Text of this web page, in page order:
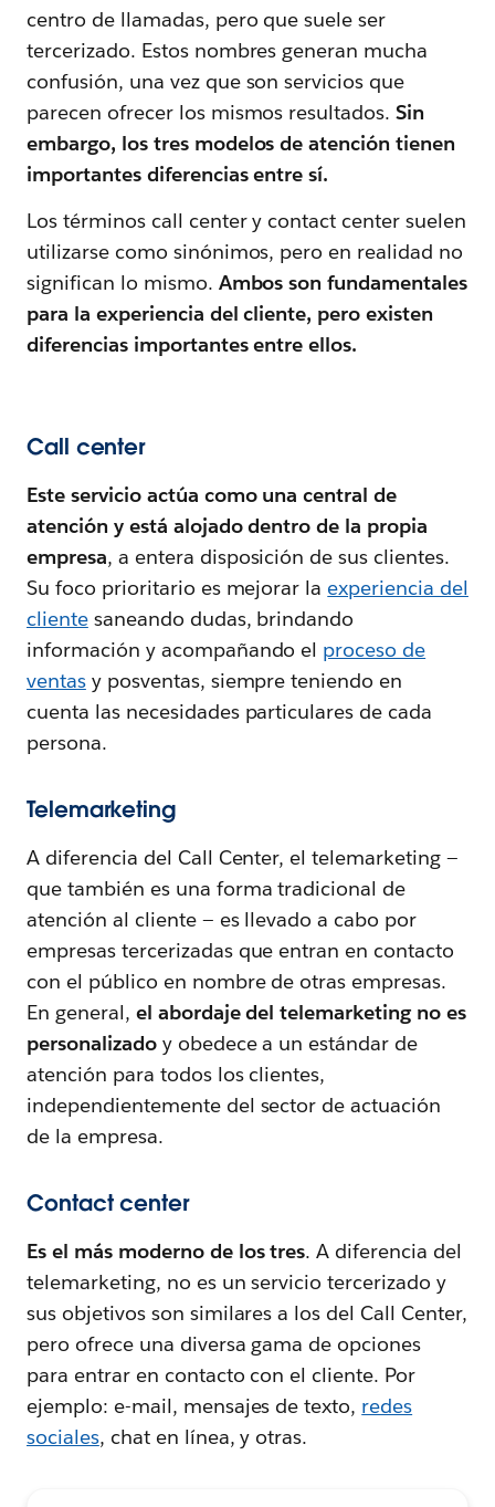
centro de llamadas, pero que suele ser
tercerizado. Estos nombres generan mucha
confusión, una vez que son servicios que
parecen ofrecer los mismos resultados.Sin
embargo, los tres modelos de atención tienen
importantes diferencias entre sí.
Los términos call center y contact center suelen
utilizarse como sinónimos, pero en realidad no
significan lo mismo. Ambos son fundamentales
para la experiencia del cliente, pero existen
diferencias importantes entre ellos.
Call center
Este servicio actúa como una central de
atención y está alojado dentro de la propia
empresa, a entera disposición de sus clientes.
Su foco prioritario es mejorar la experiencia del
clientesaneando dudas, brindando
información y acompañando el proceso de
ventasy posventas, siempre teniendo en
cuenta las necesidades particulares de cada
persona.
Telemarketing
A diferencia del Call Center, el telemarketing —
que también es una forma tradicional de
atención al cliente — es llevado a cabo por
empresas tercerizadas que entran en contacto
con el público en nombre de otras empresas.
En general, el abordaje del telemarketing no es
personalizadoy obedece a un estándar de
atención para todos los clientes,
independientemente del sector de actuación
de la empresa.
Contact center
Es el más moderno de los tres. A diferencia del
telemarketing, no es un servicio tercerizado y
sus objetivos son similares a los del Call Center,
pero ofrece una diversa gama de opciones
para entrar en contacto con el cliente. Por
ejemplo: e-mail, mensajes de texto, redes
sociales, chat en línea, y otras.